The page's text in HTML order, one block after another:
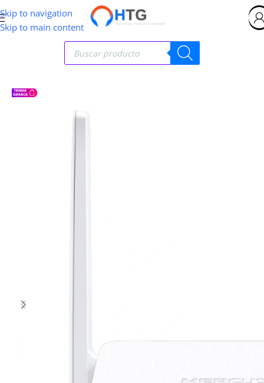
Skip to navigation
Skip to main content